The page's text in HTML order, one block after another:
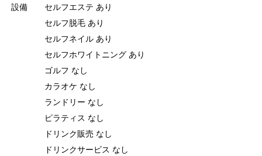
設備
セルフエステ あり
セルフ脱毛 あり
セルフネイル あり
セルフホワイトニング あり
ゴルフ なし
カラオケ なし
ランドリー なし
ピラティス なし
ドリンク販売 なし
ドリンクサービス なし